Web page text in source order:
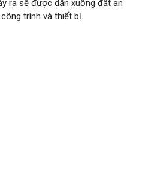
ra sẽ được dẫn xuống đất an
trình và thiết bị.